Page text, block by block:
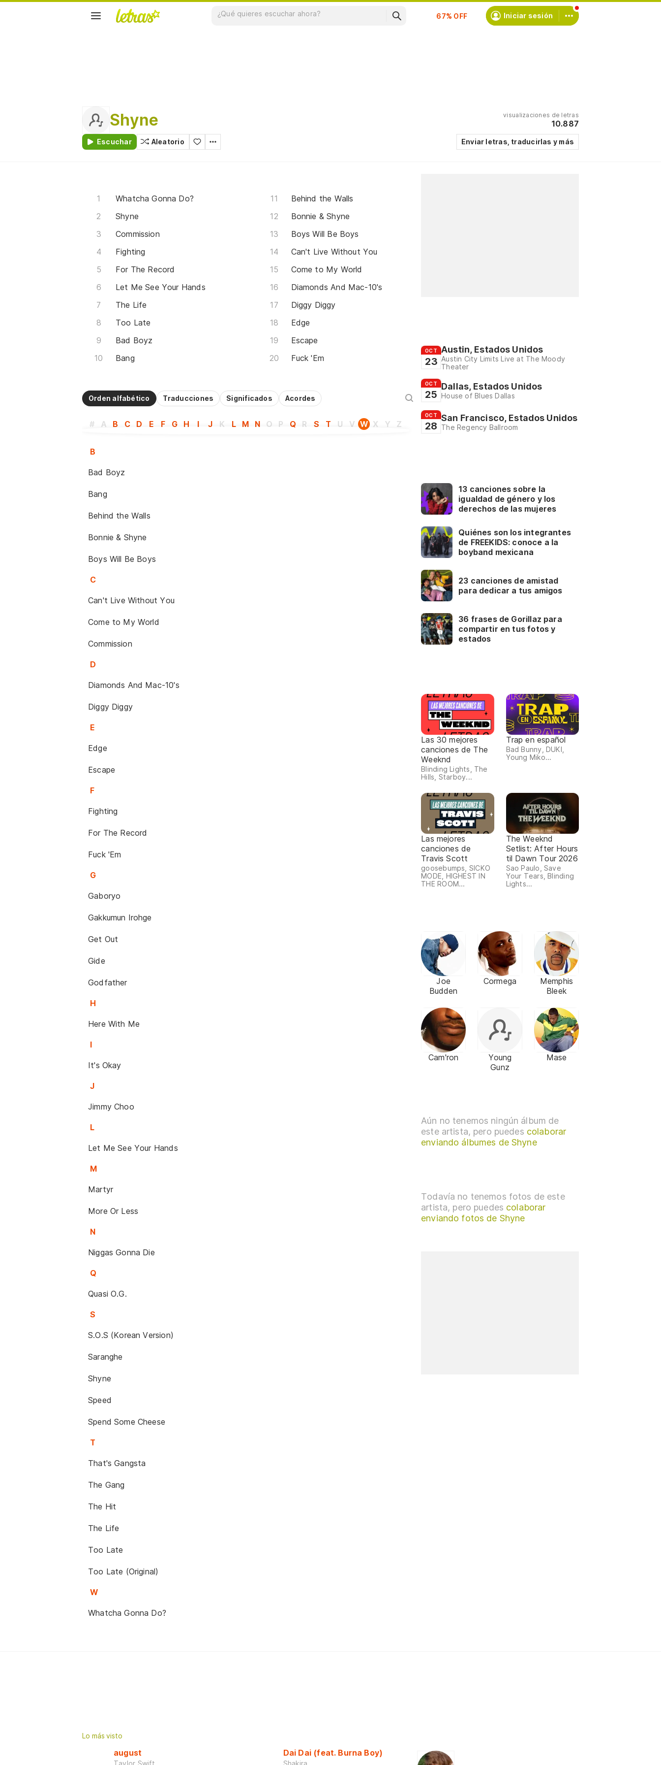
Suscríbete Iniciar sesión
Shyne
Escuchar Aleatorio
visualizaciones de letras
10.887
Enviar letras, traducirlas y más
Whatcha Gonna Do?
Shyne
Commission
Fighting
For The Record
Let Me See Your Hands
The Life
Too Late
Bad Boyz
Bang
Behind the Walls
Bonnie & Shyne
Boys Will Be Boys
Can't Live Without You
Come to My World
Diamonds And Mac-10's
Diggy Diggy
Edge
Escape
Fuck 'Em
Orden alfabético Traducciones Significados Acordes
# A B C D E F G H I J K L M N O P Q R S T U V W X Y Z
B
Bad Boyz
Bang
Behind the Walls
Bonnie & Shyne
Boys Will Be Boys
C
Can't Live Without You
Come to My World
Commission
D
Diamonds And Mac-10's
Diggy Diggy
E
Edge
Escape
F
Fighting
For The Record
Fuck 'Em
G
Gaboryo
Gakkumun Irohge
Get Out
Gide
Godfather
H
Here With Me
I
It's Okay
J
Jimmy Choo
L
Let Me See Your Hands
M
Martyr
More Or Less
N
Niggas Gonna Die
Q
Quasi O.G.
S
S.O.S (Korean Version)
Saranghe
Shyne
Speed
Spend Some Cheese
T
That's Gangsta
The Gang
The Hit
The Life
Too Late
Too Late (Original)
W
Whatcha Gonna Do?
OCT
23
Austin, Estados Unidos
Austin City Limits Live at The Moody
Theater
OCT
25
Dallas, Estados Unidos
House of Blues Dallas
OCT
28
San Francisco, Estados Unidos
The Regency Ballroom
13 canciones sobre la
igualdad de género y los
derechos de las mujeres
Quiénes son los integrantes
de FREEKIDS: conoce a la
boyband mexicana
23 canciones de amistad
para dedicar a tus amigos
36 frases de Gorillaz para
compartir en tus fotos y
estados
Las 30 mejores
canciones de The
Weeknd
Blinding Lights, The
Hills, Starboy...
Trap en español
Bad Bunny, DUKI,
Young Miko...
Las mejores
canciones de
Travis Scott
goosebumps, SICKO
MODE, HIGHEST IN
THE ROOM...
The Weeknd
Setlist: After Hours
til Dawn Tour 2026
Sao Paulo, Save
Your Tears, Blinding
Lights...
Joe
Budden
Cormega
Memphis
Bleek
Cam'ron
Young
Gunz
Mase
Aún no tenemos ningún álbum de
este artista, pero puedes colaborar
enviando álbumes de Shyne
Todavía no tenemos fotos de este
artista, pero puedes colaborar
enviando fotos de Shyne
Lo más visto
august
Taylor Swift
Dai Dai (feat. Burna Boy)
Shakira